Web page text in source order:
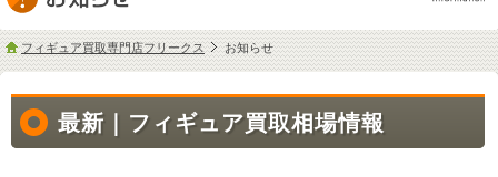
フィギュア買取専門店フリークス お知らせ
最新｜フィギュア買取相場情報